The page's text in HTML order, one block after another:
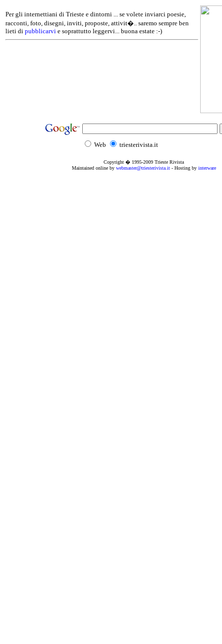
Per gli internettiani di Trieste e dintorni ... se volete inviarci poesie,
racconti, foto, disegni, inviti, proposte, attivit�.. saremo sempre ben
lieti di pubblicarvi e soprattutto leggervi... buona estate :-)
Web triesterivista.it
Copyright � 1995-2009 Trieste Rivista
Maintained online by webmaster@triesterivista.it- Hosting by interware